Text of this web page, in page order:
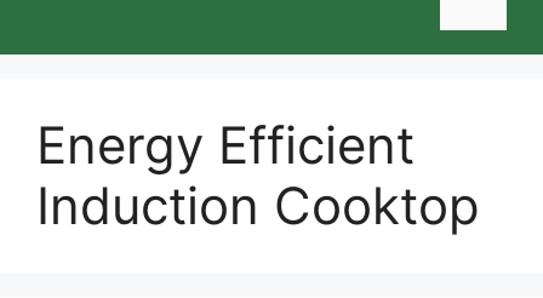
Energy Efficient
Induction Cooktop